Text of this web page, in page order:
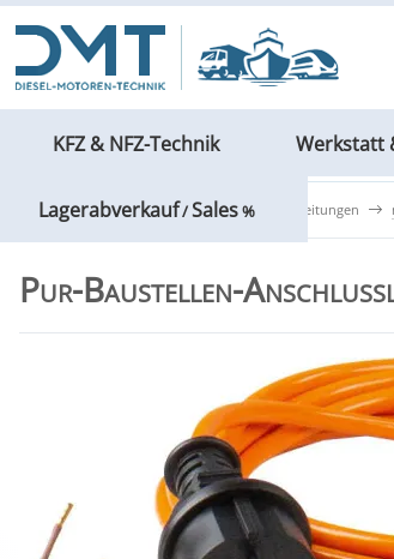
KFZ & NFZ-Technik Werkstatt
Lagerabverkauf/Sales%
Bau- & Elektrotechnik Anschlussleitungen
Pur-Baustellen-